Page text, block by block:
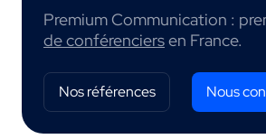
Premium Communication :
de conférenciersen France.
Nos références Nous